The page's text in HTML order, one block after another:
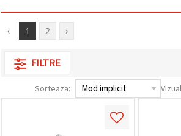
preferințele
și re-
vizitele.
acord să
utilizați
urile făcând
‹ 1 2 ›
FILTRE
Sorteaza: